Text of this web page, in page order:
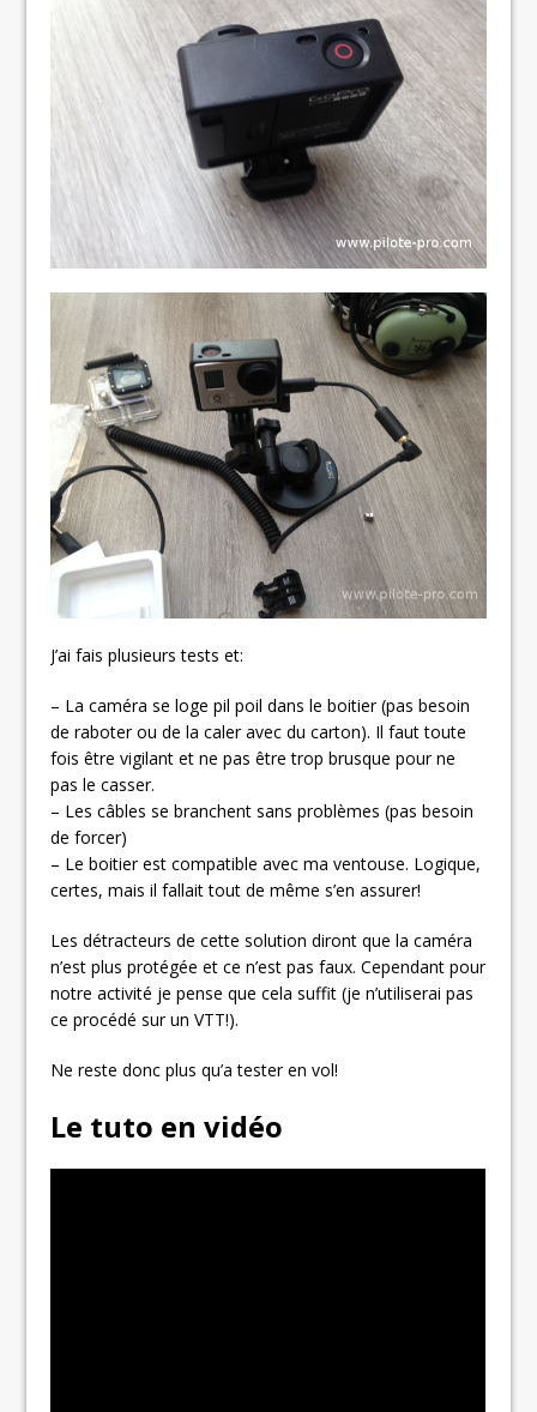
J’ai fais plusieurs tests et:
– La caméra se loge pil poil dans le boitier (pas besoin
de raboter ou de la caler avec du carton). Il faut toute
fois être vigilant et ne pas être trop brusque pour ne
pas le casser.
– Les câbles se branchent sans problèmes (pas besoin
de forcer)
– Le boitier est compatible avec ma ventouse. Logique,
certes, mais il fallait tout de même s’en assurer!
Les détracteurs de cette solution diront que la caméra
n’est plus protégée et ce n’est pas faux. Cependant pour
notre activité je pense que cela suffit (je n’utiliserai pas
ce procédé sur un VTT!).
Ne reste donc plus qu’a tester en vol!
Le tuto en vidéo